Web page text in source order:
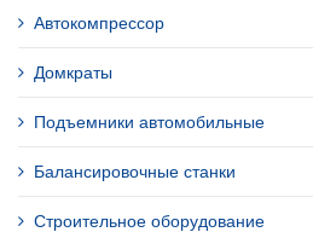
Автокомпрессор
Домкраты
Подъемники автомобильные
Балансировочные станки
Строительное оборудование